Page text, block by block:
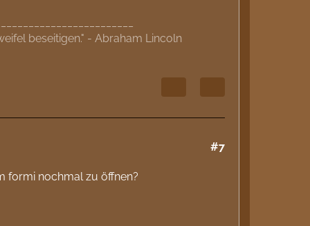
beseitigen." - Abraham Lincoln
#7
formi nochmal zu öffnen?